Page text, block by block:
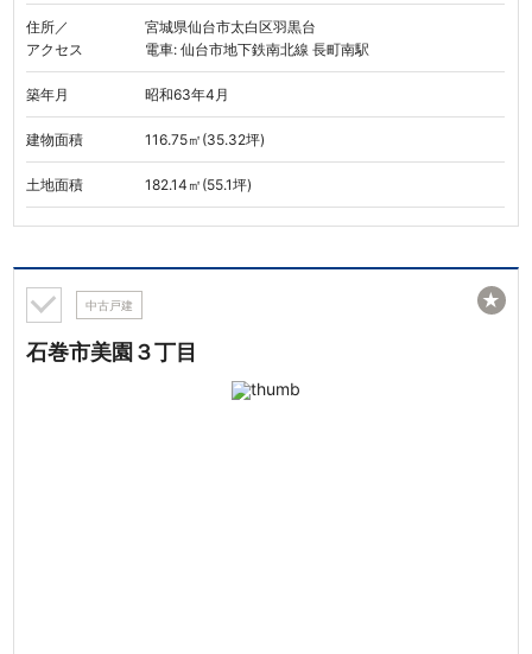
住所／
アクセス
宮城県仙台市太白区羽黒台
電車: 仙台市地下鉄南北線 長町南駅
築年月 昭和63年4月
建物面積 116.75㎡(35.32坪)
土地面積 182.14㎡(55.1坪)
中古戸建
石巻市美園３丁目
★